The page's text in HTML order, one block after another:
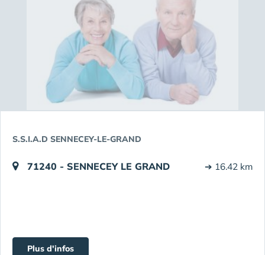
S.S.I.A.D SENNECEY-LE-GRAND
71240 - SENNECEY LE GRAND ➔ 16.42 km
Plus d'infos